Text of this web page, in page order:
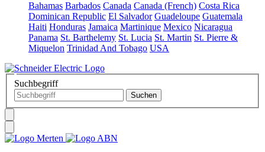
Bahamas Barbados Canada Canada (French) Costa Rica
Dominican Republic El Salvador Guadeloupe Guatemala
Haiti Honduras Jamaica Martinique Mexico Nicaragua
Panama St. Barthelemy St. Lucia St. Martin St. Pierre &
Miquelon Trinidad And Tobago USA
Suchbegriff